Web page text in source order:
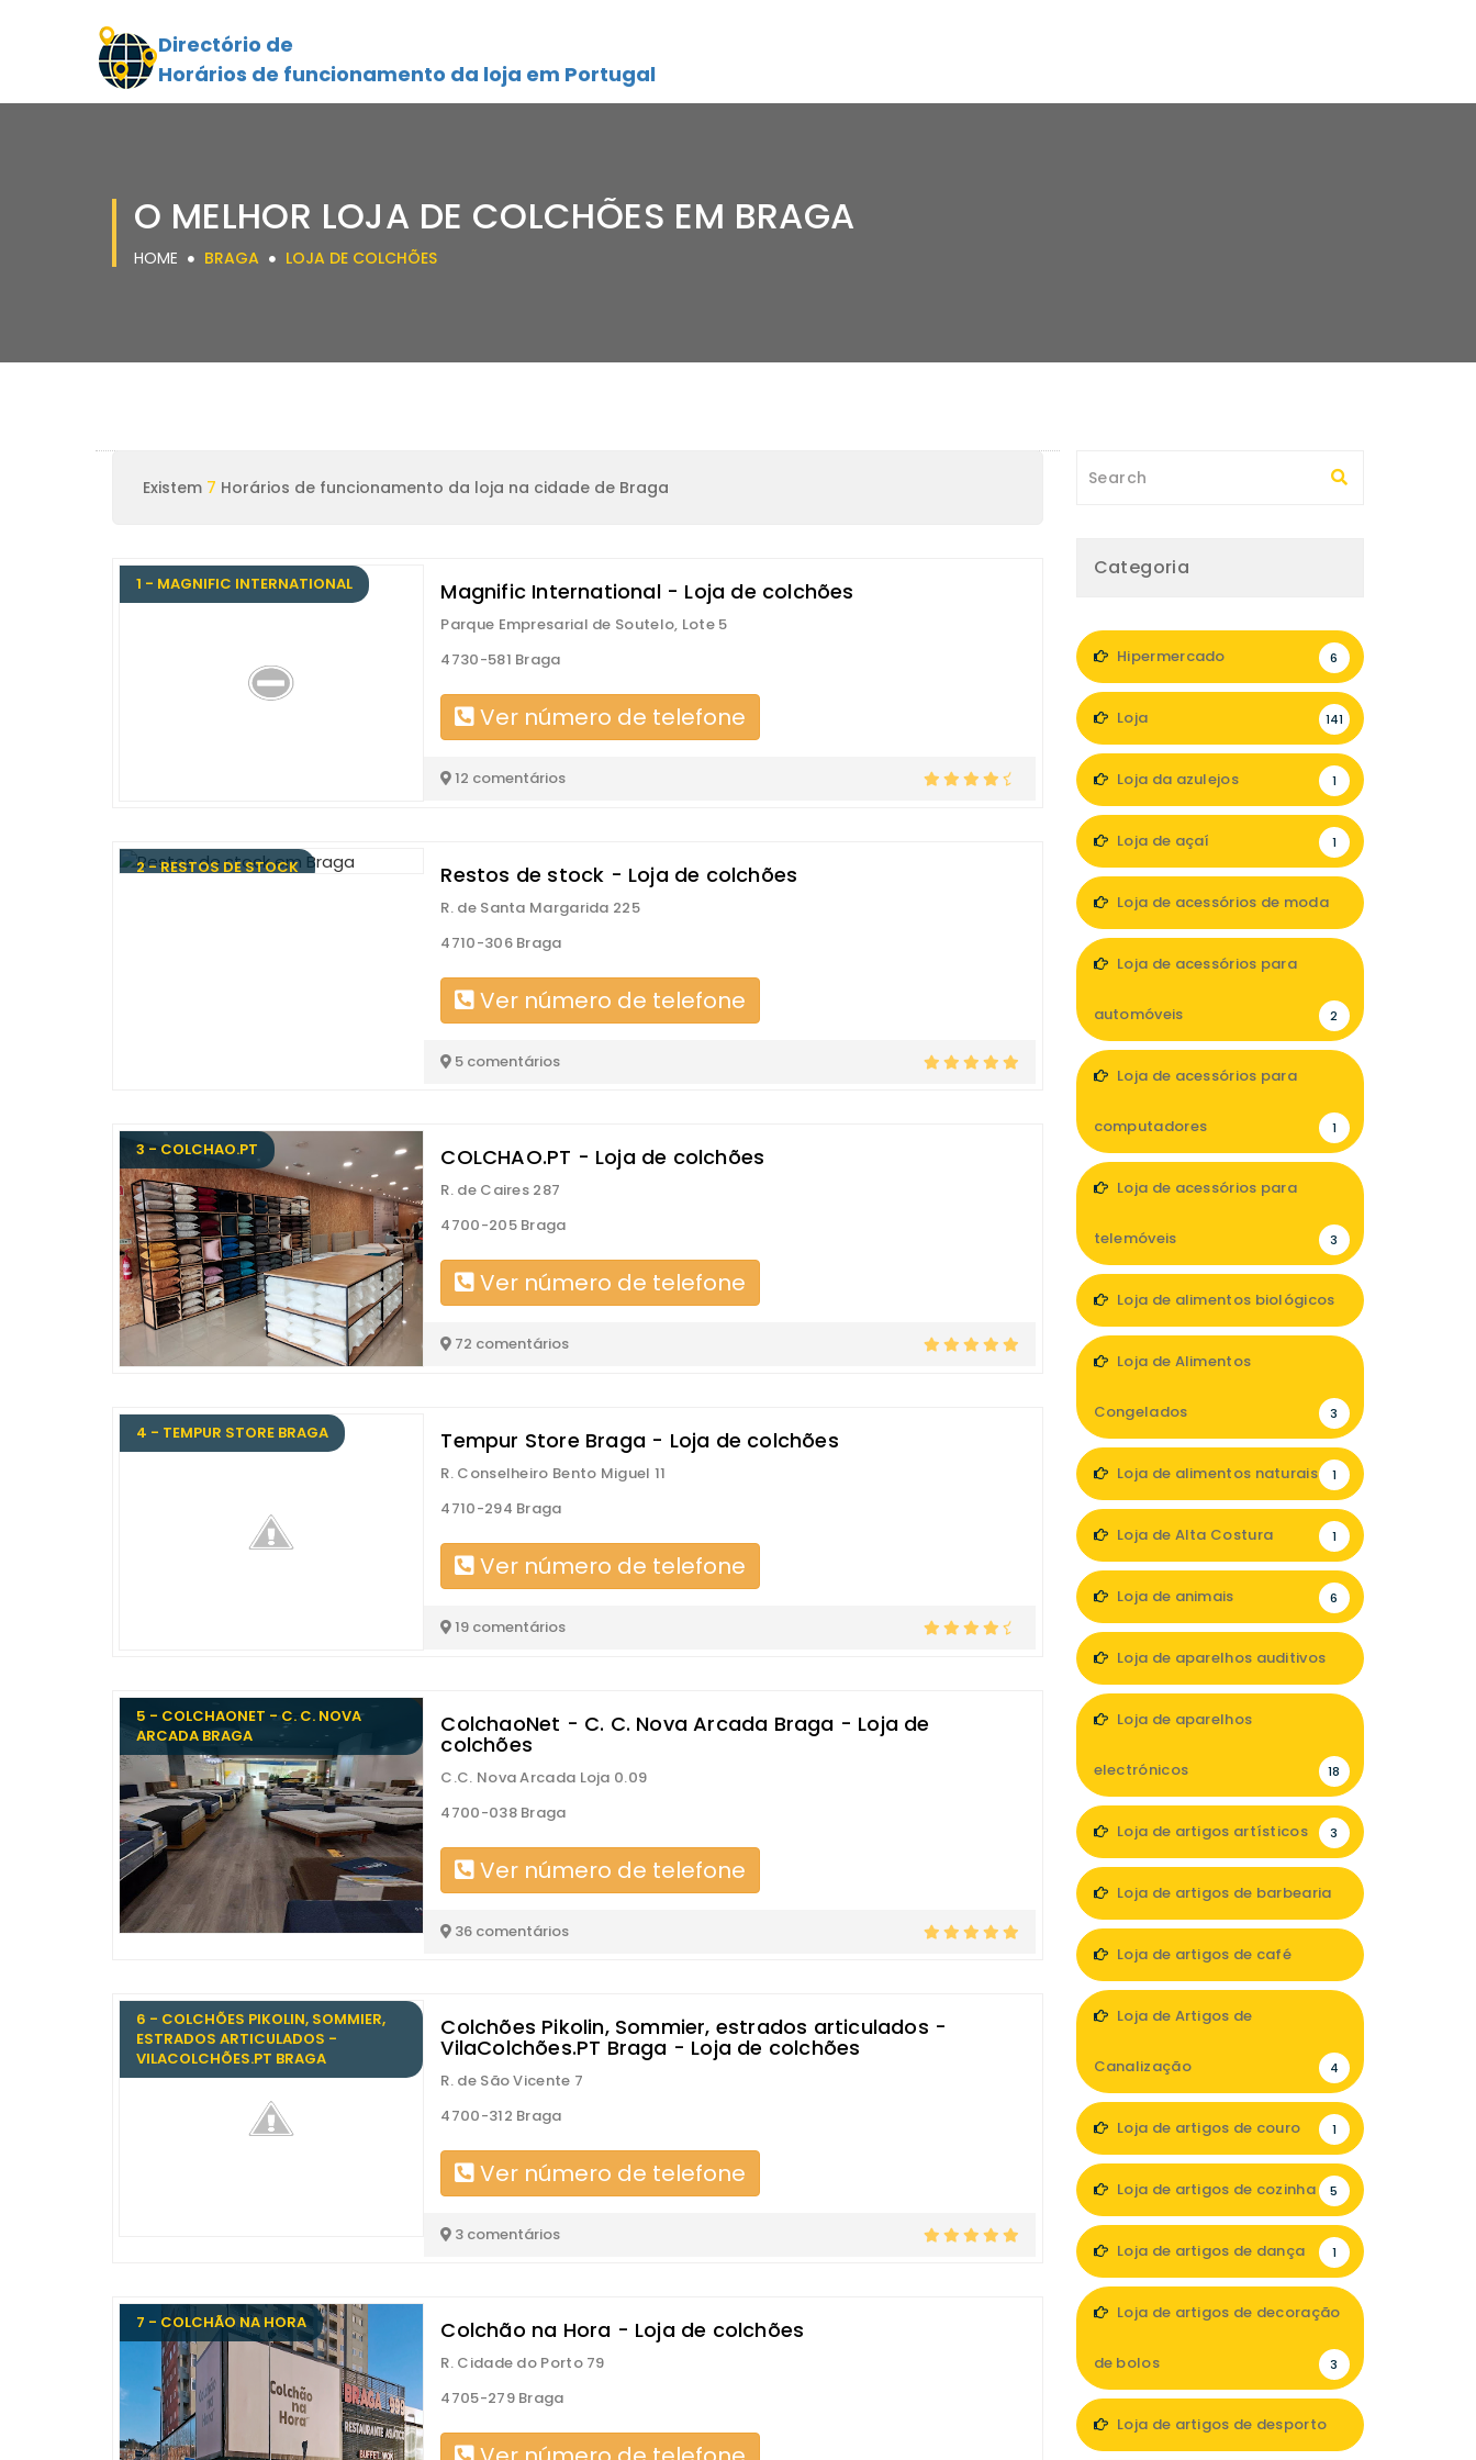
Directório de
Horários de funcionamento da loja em Portugal
O MELHOR LOJA DE COLCHÕES EM BRAGA
HOME BRAGA LOJA DE COLCHÕES
Existem 7 Horários de funcionamento da loja na cidade de Braga
1 - MAGNIFIC INTERNATIONAL Magnific International - Loja de colchões
Parque Empresarial de Soutelo, Lote 5
4730-581 Braga
Ver número de telefone
12 comentários
2 - RESTOS DE STOCK Restos de stock - Loja de colchões
R. de Santa Margarida 225
4710-306 Braga
Ver número de telefone
5 comentários
3 - COLCHAO.PT COLCHAO.PT - Loja de colchões
R. de Caires 287
4700-205 Braga
Ver número de telefone
72 comentários
4 - TEMPUR STORE BRAGA Tempur Store Braga - Loja de colchões
R. Conselheiro Bento Miguel 11
4710-294 Braga
Ver número de telefone
19 comentários
5 - COLCHAONET - C. C. NOVA
ARCADA BRAGA
ColchaoNet - C. C. Nova Arcada Braga - Loja de
colchões
C.C. Nova Arcada Loja 0.09
4700-038 Braga
Ver número de telefone
36 comentários
6 - COLCHÕES PIKOLIN, SOMMIER,
ESTRADOS ARTICULADOS -
VILACOLCHÕES.PT BRAGA
Colchões Pikolin, Sommier, estrados articulados -
VilaColchões.PT Braga - Loja de colchões
R. de São Vicente 7
4700-312 Braga
Ver número de telefone
3 comentários
7 - COLCHÃO NA HORA Colchão na Hora - Loja de colchões
R. Cidade do Porto 79
4705-279 Braga
Categoria
Hipermercado 6
Loja 141
Loja da azulejos 1
Loja de açaí 1
Loja de acessórios de moda
Loja de acessórios para
automóveis 2
Loja de acessórios para
computadores 1
Loja de acessórios para
telemóveis 3
Loja de alimentos biológicos
Loja de Alimentos
Congelados 3
Loja de alimentos naturais 1
Loja de Alta Costura 1
Loja de animais 6
Loja de aparelhos auditivos
Loja de aparelhos
electrónicos 18
Loja de artigos artísticos 3
Loja de artigos de barbearia
Loja de artigos de café
Loja de Artigos de
Canalização 4
Loja de artigos de couro 1
Loja de artigos de cozinha 5
Loja de artigos de dança 1
Loja de artigos de decoração
de bolos 3
Loja de artigos de desporto